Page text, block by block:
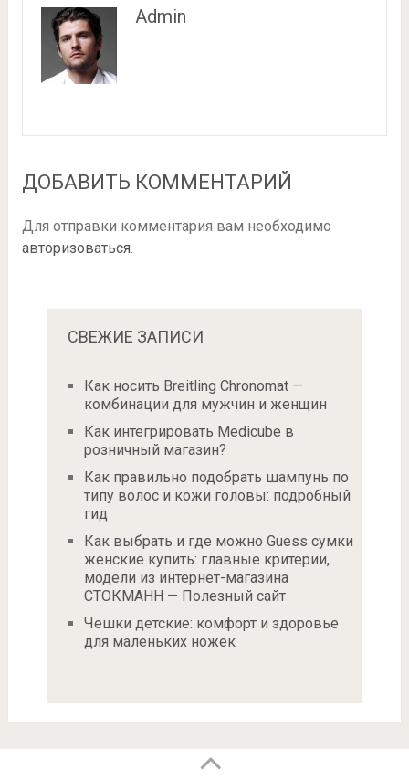
Admin
ДОБАВИТЬ КОММЕНТАРИЙ
Для отправки комментария вам необходимо
авторизоваться.
СВЕЖИЕ ЗАПИСИ
Как носить Breitling Chronomat —
комбинации для мужчин и женщин
Как интегрировать Medicube в
розничный магазин?
Как правильно подобрать шампунь по
типу волос и кожи головы: подробный
гид
Как выбрать и где можно Guess сумки
женские купить: главные критерии,
модели из интернет-магазина
СТОКМАНН — Полезный сайт
Чешки детские: комфорт и здоровье
для маленьких ножек